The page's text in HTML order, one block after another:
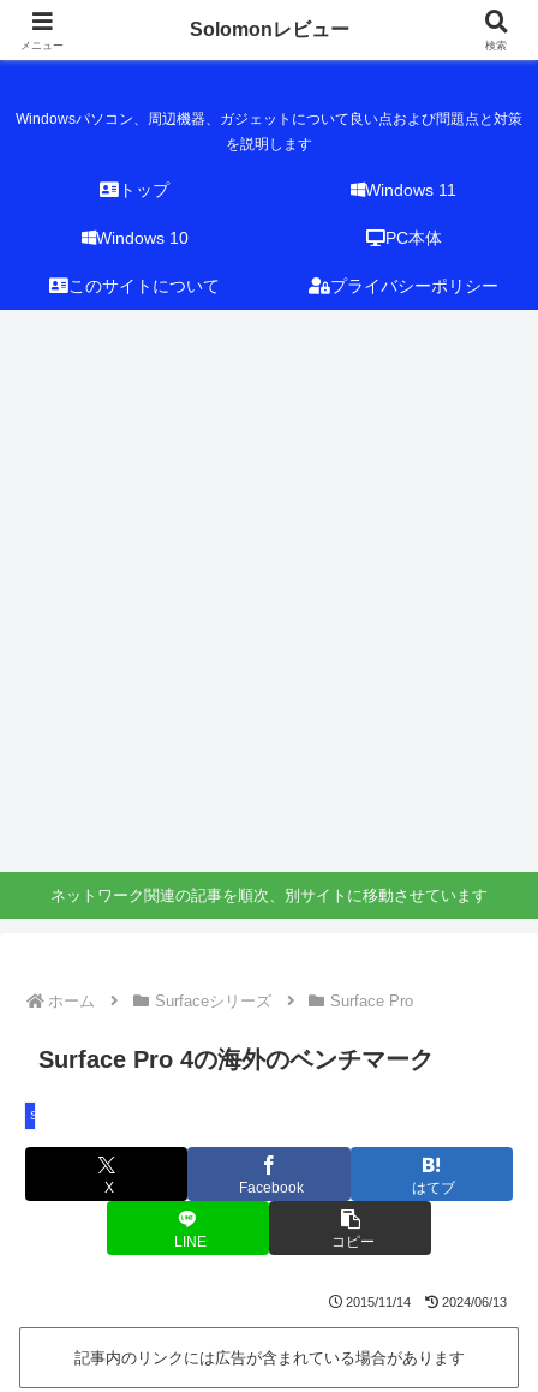
Solomonレビュー
Windowsパソコン、周辺機器、ガジェットについて良い点および問題点と対策
を説明します
トップ Windows 11
Windows 10 PC本体
このサイトについて プライバシーポリシー
ネットワーク関連の記事を順次、別サイトに移動させています
ホーム Surfaceシリーズ Surface Pro
Surface Pro 4の海外のベンチマーク
Surface Pro
X Facebook はてブ
LINE コピー
2015/11/14 2024/06/13
記事内のリンクには広告が含まれている場合があります
メニュー
Solomonレビュー
検索